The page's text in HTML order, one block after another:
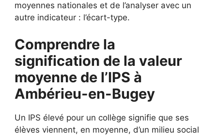
moyennes nationales et de l’analyser avec un
autre indicateur : l’écart-type.
Comprendre la
signification de la valeur
moyenne de l’IPS à
Ambérieu-en-Bugey
Un IPS élevé pour un collège signifie que ses
élèves viennent, en moyenne, d’un milieu social